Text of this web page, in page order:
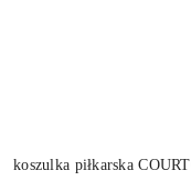
koszulka piłkarska